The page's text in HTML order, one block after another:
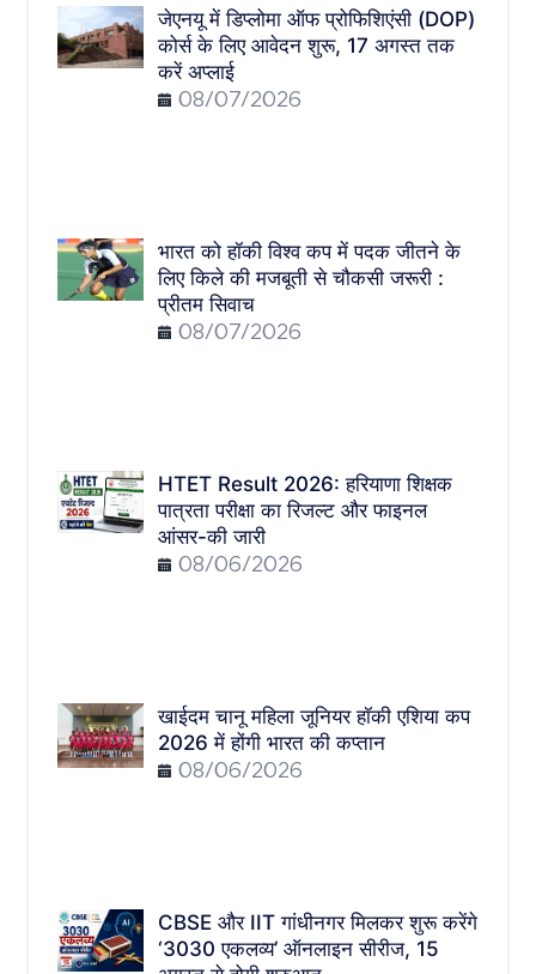
जेएनयू में डिप्लोमा ऑफ प्रोफिशिएंसी (DOP)
कोर्स के लिए आवेदन शुरू, 17 अगस्त तक
करें अप्लाई
08/07/2026
भारत को हॉकी विश्व कप में पदक जीतने के
लिए किले की मजबूती से चौकसी जरूरी :
प्रीतम सिवाच
08/07/2026
HTET Result 2026: हरियाणा शिक्षक
पात्रता परीक्षा का रिजल्ट और फाइनल
आंसर-की जारी
08/06/2026
खाईदम चानू महिला जूनियर हॉकी एशिया कप
2026 में होंगी भारत की कप्तान
08/06/2026
CBSE और IIT गांधीनगर मिलकर शुरू करेंगे
‘3030 एकलव्य’ ऑनलाइन सीरीज, 15